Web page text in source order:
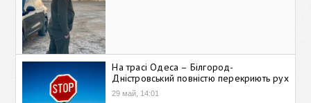
На трасі Одеса – Білгород-
Дністровський повністю перекриють рух
29 май, 14:01